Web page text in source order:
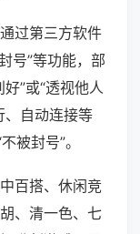
过第三方软件
号”等功能，部
”或“透视他人
、自动连接等
被封号”。
百搭、休闲竞
、清一色、七